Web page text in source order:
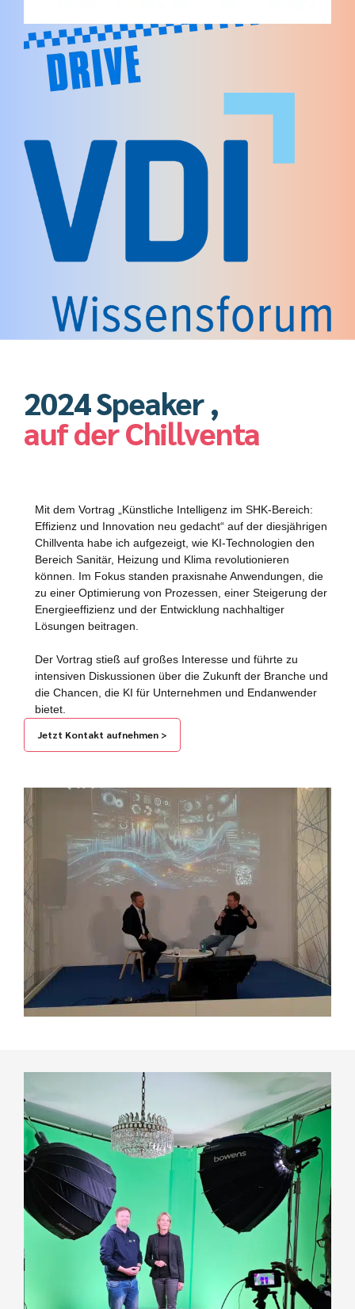
2024 Speaker ,
auf der Chillventa
Mit dem Vortrag „Künstliche Intelligenz im SHK-Bereich:
Effizienz und Innovation neu gedacht“ auf der diesjährigen
Chillventa habe ich aufgezeigt, wie KI-Technologien den
Bereich Sanitär, Heizung und Klima revolutionieren
können. Im Fokus standen praxisnahe Anwendungen, die
zu einer Optimierung von Prozessen, einer Steigerung der
Energieeffizienz und der Entwicklung nachhaltiger
Lösungen beitragen.
Der Vortrag stieß auf großes Interesse und führte zu
intensiven Diskussionen über die Zukunft der Branche und
die Chancen, die KI für Unternehmen und Endanwender
bietet.
Jetzt Kontakt aufnehmen >